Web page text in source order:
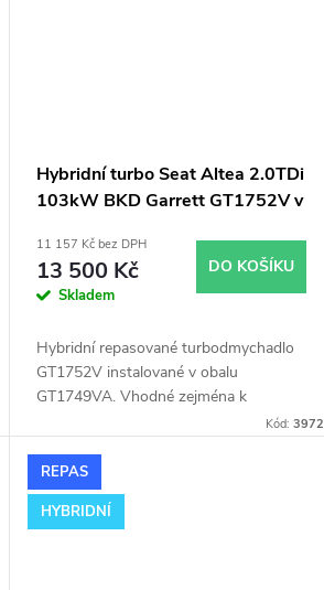
Hybridní turbo Seat Altea 2.0TDi
103kW BKD Garrett GT1752V v
11 157 Kč bez DPH
13 500 Kč
Skladem
DO KOŠÍKU
Hybridní repasované turbodmychadlo
GT1752V instalované v obalu
GT1749VA. Vhodné zejména k
výkonnostním úpravám jako např.
103kW BKD.
Kód: 3972
REPAS
HYBRIDNÍ